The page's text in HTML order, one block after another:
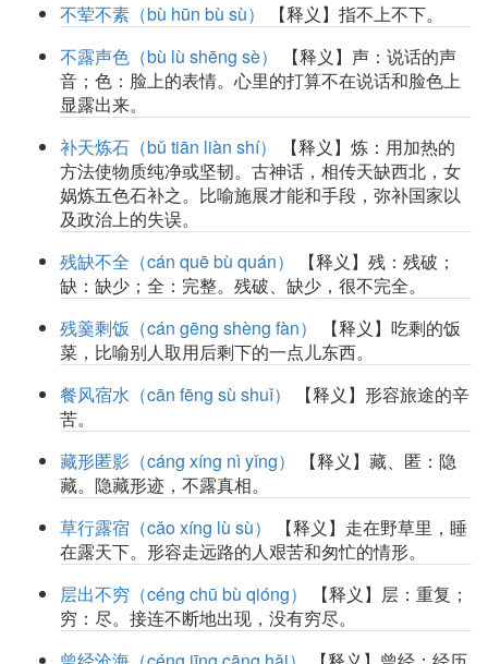
不荤不素（bù hūn bù sù）
【释义】指不上不下。
不露声色（bù lù shēng sè）
【释义】声：说话的声
音；色：脸上的表情。心里的打算不在说话和脸色上
显露出来。
补天炼石（bǔ tiān liàn shí）
【释义】炼：用加热的
方法使物质纯净或坚韧。古神话，相传天缺西北，女
娲炼五色石补之。比喻施展才能和手段，弥补国家以
及政治上的失误。
残缺不全（cán quē bù quán）
【释义】残：残破；
缺：缺少；全：完整。残破、缺少，很不完全。
残羹剩饭（cán gēng shèng fàn）
【释义】吃剩的饭
菜，比喻别人取用后剩下的一点儿东西。
餐风宿水（cān fēng sù shuǐ）
【释义】形容旅途的辛
苦。
藏形匿影（cáng xíng nì yǐng）
【释义】藏、匿：隐
藏。隐藏形迹，不露真相。
草行露宿（cǎo xíng lù sù）
【释义】走在野草里，睡
在露天下。形容走远路的人艰苦和匆忙的情形。
层出不穷（céng chū bù qióng）
【释义】层：重复；
穷：尽。接连不断地出现，没有穷尽。